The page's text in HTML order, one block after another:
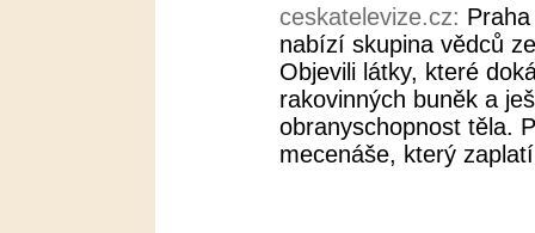
ceskatelevize.cz:
nabízí skupina vědců
Objevili látky, které
rakovinných buněk a
obranyschopnost těla.
mecenáše, který